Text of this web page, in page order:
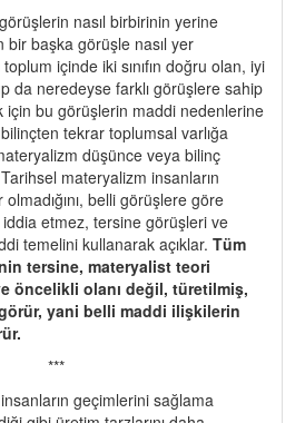
nasıl birbirinin yerine
başka görüşle nasıl yer
içinde iki sınıfın doğru olan, iyi
da neredeyse farklı görüşlere sahip
için bu görüşlerin maddi nedenlerine
tekrar toplumsal varlığa
düşünce veya bilinç
materyalizm insanların
belli görüşlere göre
iddia etmez, tersine görüşleri ve
temelini kullanarak açıklar. Tüm
tersine, materyalist teori
öncelikli olanı değil, türetilmiş,
yani belli maddi ilişkilerin
***
insanların geçimlerini sağlama